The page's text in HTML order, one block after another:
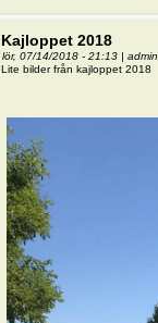
Kajloppet 2018
lör, 07/14/2018 - 21:13 | admin
Lite bilder från kajloppet 2018